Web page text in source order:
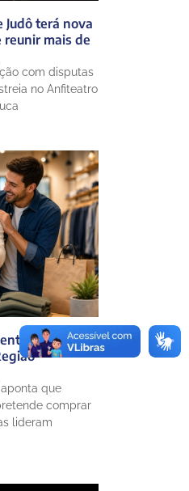
Judô terá nova
reunir mais de
com disputas
no Anfiteatro
R$ 308
que
comprar
lideram